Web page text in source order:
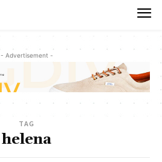
- Advertisement -
TAG
helena